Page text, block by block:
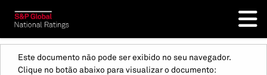
Este documento não pode ser exibido no seu navegador.
Clique no botão abaixo para visualizar o documento: